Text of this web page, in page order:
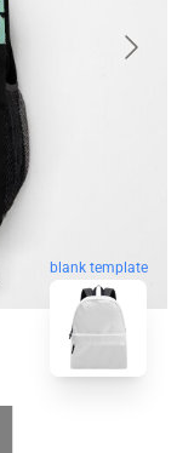
blank template